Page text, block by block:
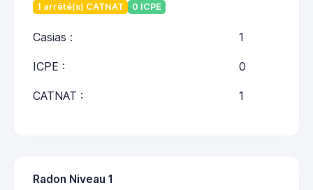
1 arrêté(s) CATNAT
0 ICPE
Casias : 1
ICPE : 0
CATNAT : 1
Radon Niveau 1